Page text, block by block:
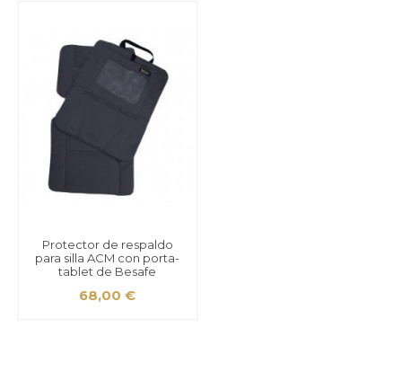
Protector de respaldo
para silla ACM con porta-
tablet de Besafe
68,00 €